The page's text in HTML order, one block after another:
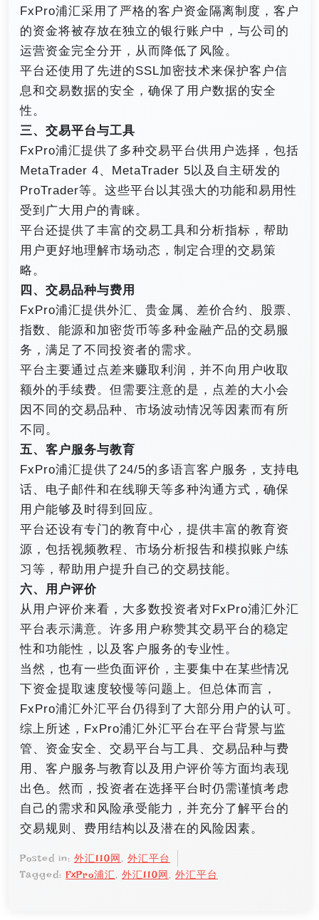
FxPro浦汇采用了严格的客户资金隔离制度，客户
的资金将被存放在独立的银行账户中，与公司的
运营资金完全分开，从而降低了风险。
平台还使用了先进的SSL加密技术来保护客户信
息和交易数据的安全，确保了用户数据的安全
性。
三、交易平台与工具
FxPro浦汇提供了多种交易平台供用户选择，包括
MetaTrader 4、MetaTrader 5以及自主研发的
ProTrader等。这些平台以其强大的功能和易用性
受到广大用户的青睐。
平台还提供了丰富的交易工具和分析指标，帮助
用户更好地理解市场动态，制定合理的交易策
略。
四、交易品种与费用
FxPro浦汇提供外汇、贵金属、差价合约、股票、
指数、能源和加密货币等多种金融产品的交易服
务，满足了不同投资者的需求。
平台主要通过点差来赚取利润，并不向用户收取
额外的手续费。但需要注意的是，点差的大小会
因不同的交易品种、市场波动情况等因素而有所
不同。
五、客户服务与教育
FxPro浦汇提供了24/5的多语言客户服务，支持电
话、电子邮件和在线聊天等多种沟通方式，确保
用户能够及时得到回应。
平台还设有专门的教育中心，提供丰富的教育资
源，包括视频教程、市场分析报告和模拟账户练
习等，帮助用户提升自己的交易技能。
六、用户评价
从用户评价来看，大多数投资者对FxPro浦汇外汇
平台表示满意。许多用户称赞其交易平台的稳定
性和功能性，以及客户服务的专业性。
当然，也有一些负面评价，主要集中在某些情况
下资金提取速度较慢等问题上。但总体而言，
FxPro浦汇外汇平台仍得到了大部分用户的认可。
综上所述，FxPro浦汇外汇平台在平台背景与监
管、资金安全、交易平台与工具、交易品种与费
用、客户服务与教育以及用户评价等方面均表现
出色。然而，投资者在选择平台时仍需谨慎考虑
自己的需求和风险承受能力，并充分了解平台的
交易规则、费用结构以及潜在的风险因素。
Posted in: 外汇110网, 外汇平台
Tagged: FxPro浦汇, 外汇110网, 外汇平台